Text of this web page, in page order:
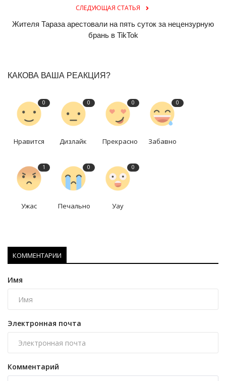
СЛЕДУЮЩАЯ СТАТЬЯ
Жителя Тараза арестовали на пять суток за нецензурную
брань в TikTok
КАКОВА ВАША РЕАКЦИЯ?
0
Нравится
0
Дизлайк
0
Прекрасно
0
Забавно
1
Ужас
0
Печально
0
Уау
КОММЕНТАРИИ
Имя
Электронная почта
Комментарий